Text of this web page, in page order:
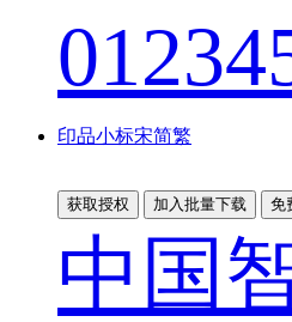
印品小标宋简繁
获取授权 加入批量下载 免
中国